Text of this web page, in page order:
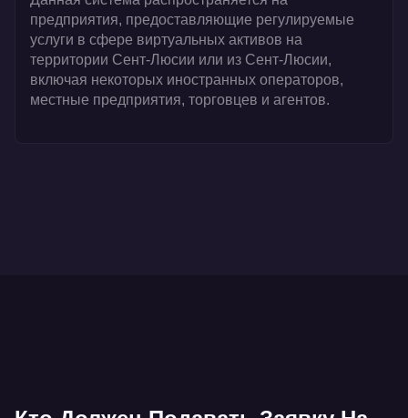
предприятия, предоставляющие регулируемые
услуги в сфере виртуальных активов на
территории Сент-Люсии или из Сент-Люсии,
включая некоторых иностранных операторов,
местные предприятия, торговцев и агентов.